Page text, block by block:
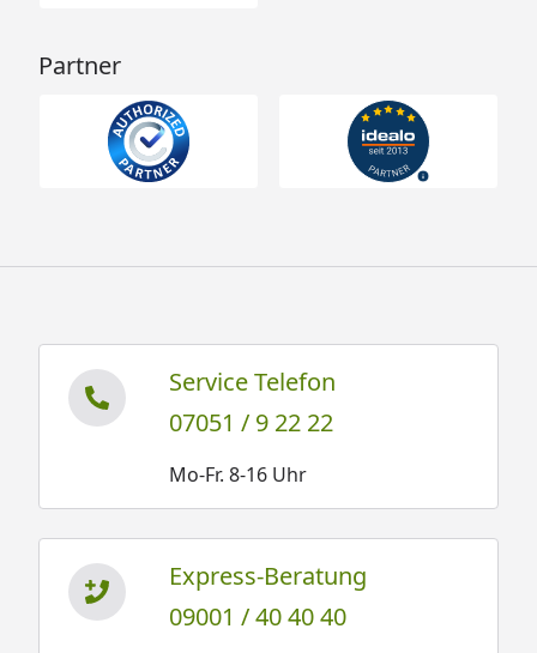
Partner
Service Telefon
07051 / 9 22 22
Mo-Fr. 8-16 Uhr
Express-Beratung
09001 / 40 40 40